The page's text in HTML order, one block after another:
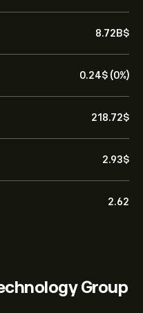
8.72B‎$‎
0.24‎$‎ (0%)
218.72‎$‎
2.93‎$‎
2.62
Group